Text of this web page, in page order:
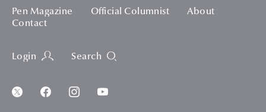
Pen Magazine Official Columnist
About
Contact
Login Search